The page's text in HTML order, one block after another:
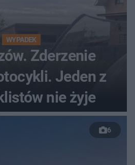
WYPADEK
Zderzenie
Jeden z
nie żyje
6